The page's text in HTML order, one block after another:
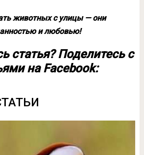
животных с улицы — они
и любовью!
статья? Поделитесь с
на Facebook: